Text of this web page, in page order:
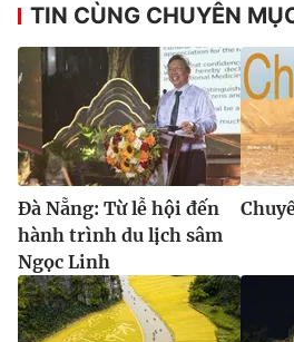
TIN CÙNG CHUYÊN
Đà Nẵng: Từ lễ hội đến
hành trình du lịch sâm
Ngọc Linh